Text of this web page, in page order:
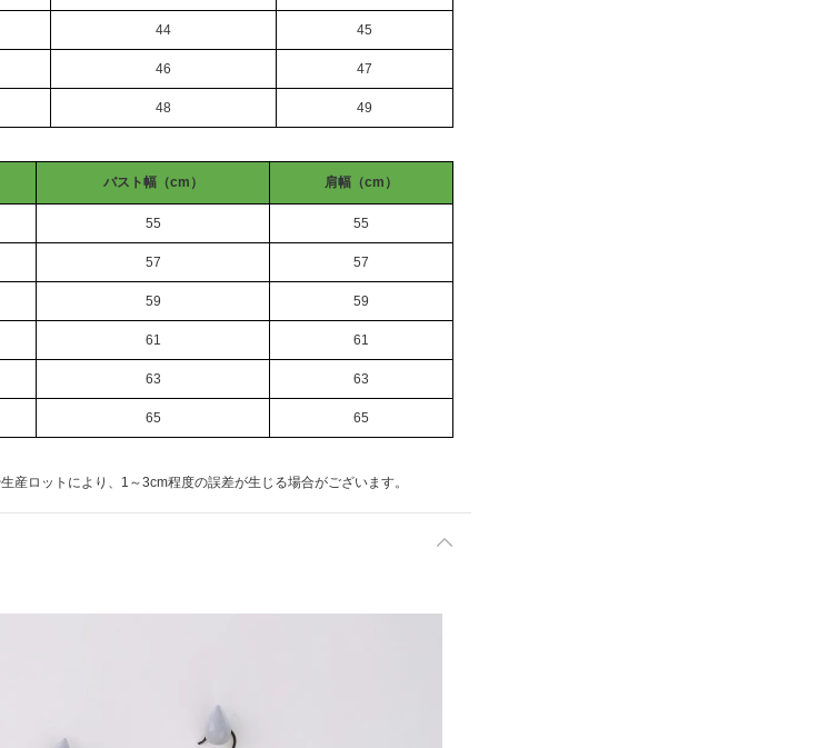
44 45
46 47
48 49
バスト幅（cm） 肩幅（cm）
55 55
57 57
59 59
61 61
63 63
65 65
ロットにより、1～3cm程度の誤差が生じる場合がございます。